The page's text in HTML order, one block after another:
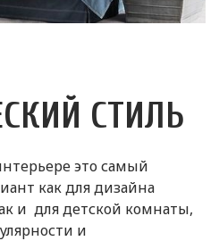
СТИЛЬ
это самый
как для дизайна
и для детской комнаты,
и